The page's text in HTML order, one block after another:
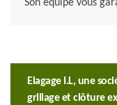
Son équipe vous
Elagage I.L, une
grillage et clôture